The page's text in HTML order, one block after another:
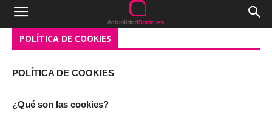
POLÍTICA DE COOKIES
POLÍTICA DE COOKIES
¿Qué son las cookies?